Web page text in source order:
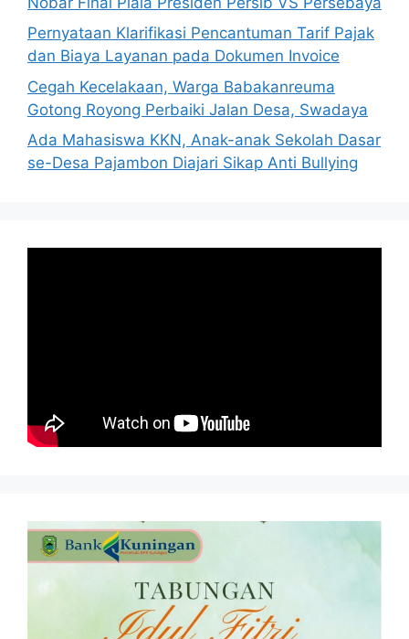
Pernyataan Klarifikasi Pencantuman Tarif Pajak
dan Biaya Layanan pada Dokumen Invoice
Cegah Kecelakaan, Warga Babakanreuma
Gotong Royong Perbaiki Jalan Desa, Swadaya
Ada Mahasiswa KKN, Anak-anak Sekolah Dasar
se-Desa Pajambon Diajari Sikap Anti Bullying